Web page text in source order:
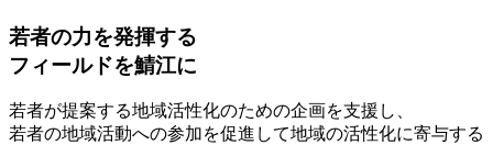
若者の力を発揮する
フィールドを鯖江に
若者が提案する地域活性化のための企画を支援し、
若者の地域活動への参加を促進して地域の活性化に寄与する